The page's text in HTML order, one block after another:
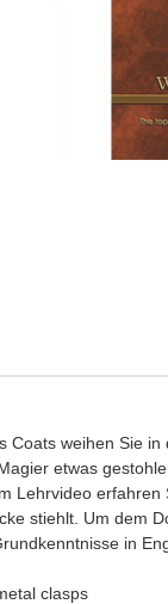
Coats weihen Sie
etwas
Lehrvideo
stiehlt. Um dem
in
clasps